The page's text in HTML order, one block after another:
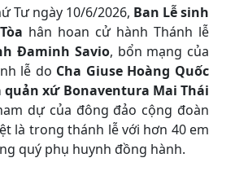
Tư ngày 10/6/2026, Ban Lễ sinh
hân hoan cử hành Thánh lễ
Đaminh Savio, bổn mạng của
lễ do Cha Giuse Hoàng Quốc
quản xứ Bonaventura Mai Thái
dự của đông đảo cộng đoàn
là trong thánh lễ với hơn 40 em
quý phụ huynh đồng hành.